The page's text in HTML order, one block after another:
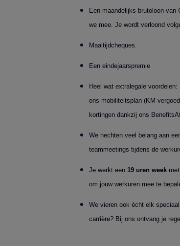
Een maandelijks brutoloon
we mee. Je wordt verloond
Maaltijdcheques.
Een eindejaarspremie
Heel wat extralegale
ons mobiliteitsplan (KM-
kortingen dankzij ons
We hechten veel belang aan
teammeetings tijdens de
Je werkt een 19 uren week
om jouw werkuren mee te
We vieren ook écht elk
carrière? Bij ons ontvang je